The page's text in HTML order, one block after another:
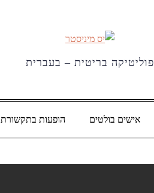
פוליטיקה בריטית – בעברית
אישים בולטים הופעות בתקשורת